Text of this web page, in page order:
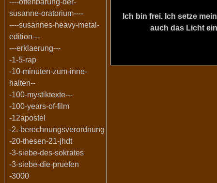
----offenbarung-der-
susanne-oratorium----
----susannes-heavy-metal-
edition---
---erklaerung---
-1-5-rap
-10-minuten-zum-inne-
halten--
-100-mystiktexte---
-100-years-of-film
-12apostel
-2.-berechnungsverordnung
-20-thesen-21-jhdt
-3-siebe-des-sokrates
-3-siebe-die-pruefen
-3000
Ich bin frei. Ich setze
auch das Licht